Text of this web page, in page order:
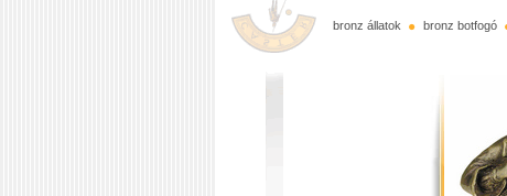
bronz állatok bronz botfogó